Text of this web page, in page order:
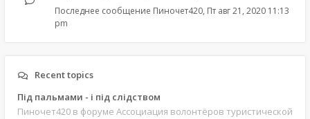
Последнее сообщение Пиночет420, Пт авг 21, 2020 11:13
pm
Recent topics
Під пальмами - і під слідством
Пиночет420 в форуме Ассоциация волонтёров туристической